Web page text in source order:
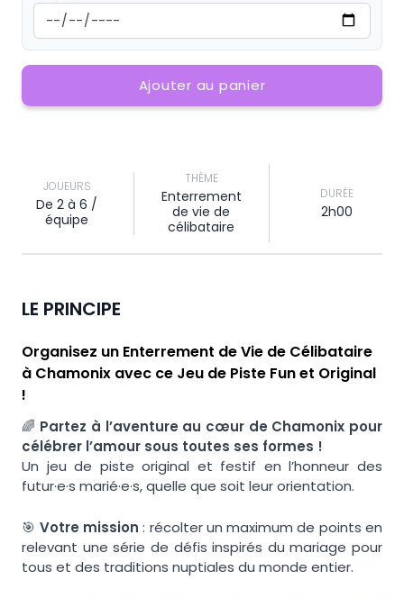
Ajouter au panier
JOUEURS
De 2 à 6 /
équipe
THÈME
Enterrement
de vie de
célibataire
DURÉE
2h00
LE PRINCIPE
Organisez un Enterrement de Vie de Célibataire
à Chamonix avec ce Jeu de Piste Fun et Original
!
🌈 Partez à l’aventure au cœur de Chamonix pour
célébrer l’amour sous toutes ses formes !
Un jeu de piste original et festif en l’honneur des
futur·e·s marié·e·s, quelle que soit leur orientation.
🎯 Votre mission : récolter un maximum de points en
relevant une série de défis inspirés du mariage pour
tous et des traditions nuptiales du monde entier.